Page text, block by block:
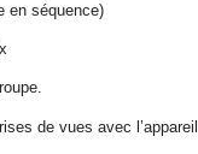
en séquence)
de vues avec